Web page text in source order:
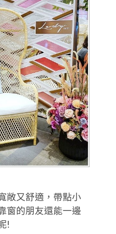
敞又舒適，帶點小
窗的朋友還能一邊
!